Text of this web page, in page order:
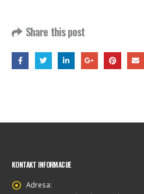
Share this post
KONTAKT INFORMACIJE
Adresa: